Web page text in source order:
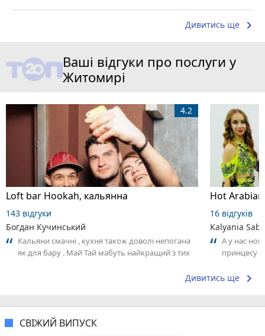
Дивитись ще keyboard_arrow_right
Ваші відгуки про послуги у
Житомирі
Loft bar Hookah, кальянна
4.2
143 відгуки
Богдан Кучинський
Кальяни смачні , кухня також доволі непогана
як для бару . Май Тай мабуть найкращий з тих
16 відгуків
Kalyania
А у нас
принцесу
Дивитись ще keyboard_arrow_right
СВІЖИЙ ВИПУСК